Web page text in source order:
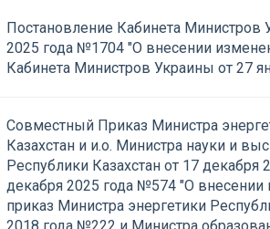
Постановление Кабинета Министров
2025 года №1704 "О внесении
Кабинета Министров Украины от 27
Совместный Приказ Министра
Казахстан и и.о. Министра науки и
Республики Казахстан от 17
декабря 2025 года №574 "О
приказ Министра энергетики